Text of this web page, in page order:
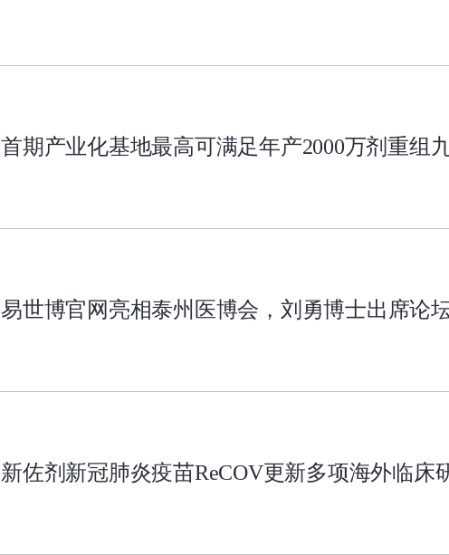
首期产业化基地最高可满足年产2000万剂重组
易世博官网亮相泰州医博会，刘勇博士出席论
新佐剂新冠肺炎疫苗ReCOV更新多项海外临床